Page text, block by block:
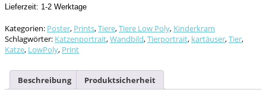
Lieferzeit: 1-2 Werktage
Kategorien: Poster, Prints,Tiere,Tiere Low Poly, Kinderkram
Schlagwörter: Katzenportrait,Wandbild,Tierportrait, kartäuser,Tier,
Katze, LowPoly, Print
Beschreibung Produktsicherheit